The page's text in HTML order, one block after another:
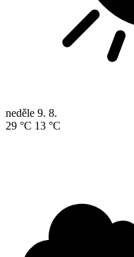
neděle 9. 8.
29 °C 13 °C